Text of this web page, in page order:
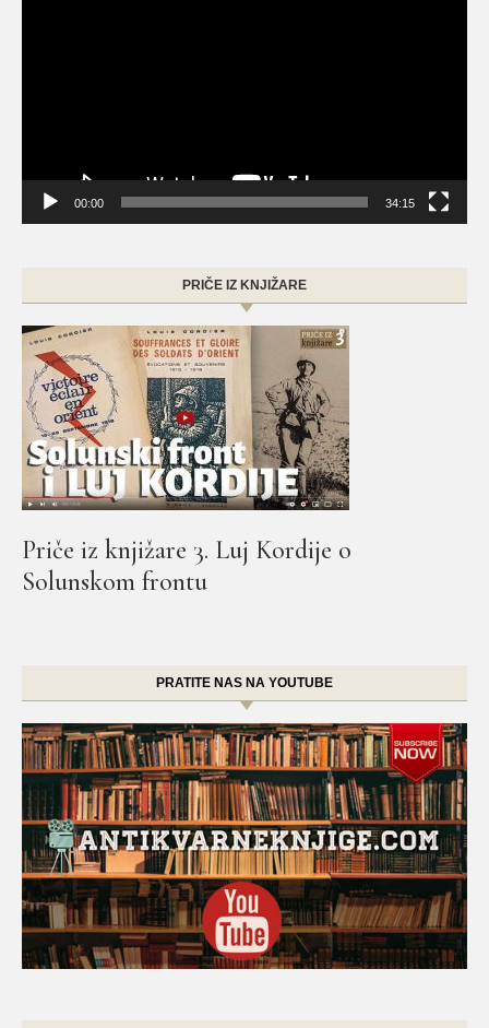
00:00 34:15
PRIČE IZ KNJIŽARE
Priče iz knjižare 3. Luj Kordije o
Solunskom frontu
PRATITE NAS NA YOUTUBE